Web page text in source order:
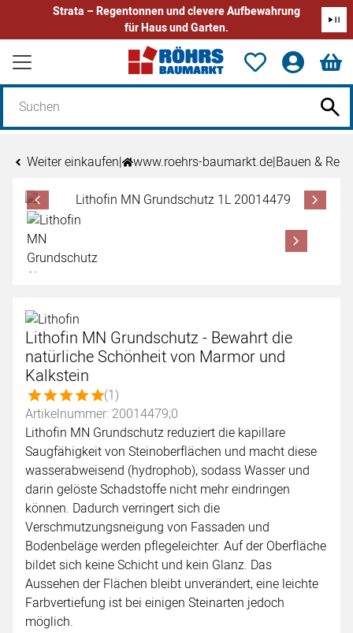
Strata – Regentonnen und clevere Aufbewahrung
für Haus und Garten.
Zum Hauptinhalt springen
Weiter einkaufen| www.roehrs-baumarkt.de|Bauen &
Produktgalerie
Zur Kaufbox springen
Lithofin MN Grundschutz - Bewahrt die
natürliche Schönheit von Marmor und
Kalkstein
Bewertung: 5 von 5 (1 Bewertungen)
(1)
Artikelnummer: 20014479;0
Lithofin MN Grundschutz reduziert die kapillare
Saugfähigkeit von Steinoberflächen und macht diese
wasserabweisend (hydrophob), sodass Wasser und
darin gelöste Schadstoffe nicht mehr eindringen
können. Dadurch verringert sich die
Verschmutzungsneigung von Fassaden und
Bodenbeläge werden pflegeleichter. Auf der Oberfläche
bildet sich keine Schicht und kein Glanz. Das
Aussehen der Flächen bleibt unverändert, eine leichte
Farbvertiefung ist bei einigen Steinarten jedoch
möglich.